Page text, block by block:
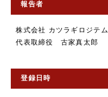
報告者
株式会社 カツラギロジテム
代表取締役 古家真太郎
登録日時